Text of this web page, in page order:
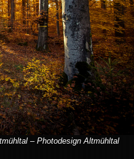
– Photodesign Altmühltal